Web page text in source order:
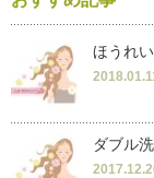
ほうれ
ダブル